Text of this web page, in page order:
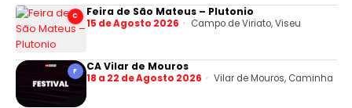
C Feira de São Mateus – Plutonio
15 de Agosto 2026 Campo de Viriato, Viseu
F CA Vilar de Mouros
18 a 22 de Agosto 2026 Vilar de Mouros, Caminha